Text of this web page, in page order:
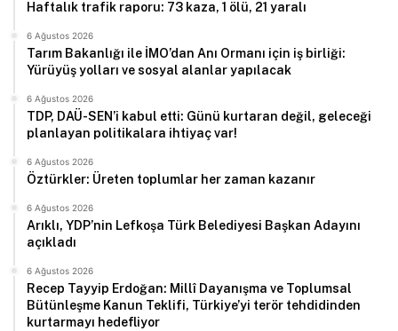
Haftalık trafik raporu: 73 kaza, 1 ölü, 21 yaralı
6 Ağustos 2026
Tarım Bakanlığı ile İMO’dan Anı Ormanı için iş birliği:
Yürüyüş yolları ve sosyal alanlar yapılacak
6 Ağustos 2026
TDP, DAÜ-SEN’i kabul etti: Günü kurtaran değil, geleceği
planlayan politikalara ihtiyaç var!
6 Ağustos 2026
Öztürkler: Üreten toplumlar her zaman kazanır
6 Ağustos 2026
Arıklı, YDP’nin Lefkoşa Türk Belediyesi Başkan Adayını
açıkladı
6 Ağustos 2026
Recep Tayyip Erdoğan: Millî Dayanışma ve Toplumsal
Bütünleşme Kanun Teklifi, Türkiye’yi terör tehdidinden
kurtarmayı hedefliyor